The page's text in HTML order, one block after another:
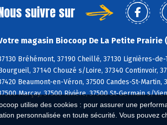
utilise des cookies : pour assurer une
personnalisée en toute sécurité. Vous pouvez
suivre sur
magasin Biocoop De La Petite Prairie
Bréhémont, 37190 Cheillé, 37130 Lignières-
37140 Chouzé s/Loire, 37340 Continvoir,
Beaumont-en-Véron, 37500 Candes-St-Martin,
Marçay, 37500 Rivière, 37500 St-Germain s/